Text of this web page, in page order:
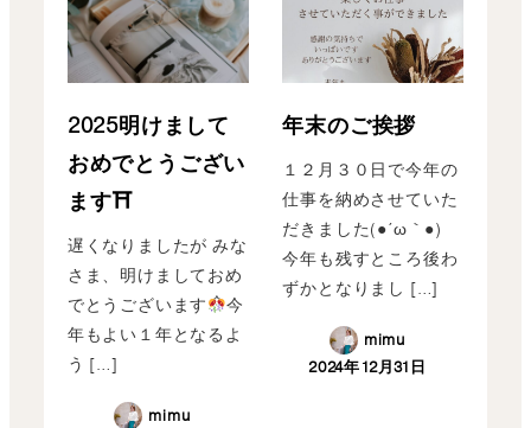
2025明けまして
おめでとうござい
ます⛩
遅くなりましたが みな
さま、明けましておめ
でとうございます
今
年もよい１年となるよ
う […]
mimu
年末のご挨拶
１２月３０日で今年の
仕事を納めさせていた
だきました(●´ω｀●)
今年も残すところ後わ
ずかとなりまし […]
mimu
2024年12月31日